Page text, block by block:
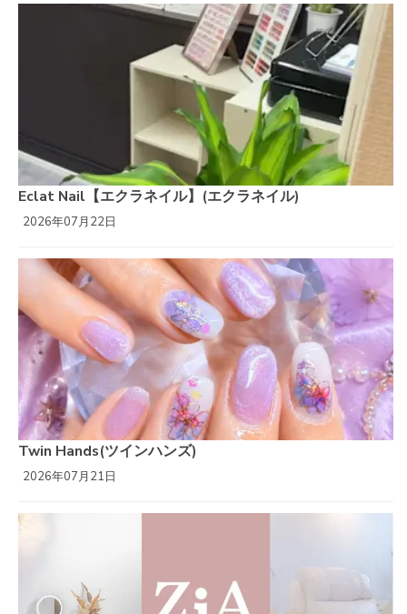
Eclat Nail【エクラネイル】(エクラネイル)
2026年07月22日
Twin Hands(ツインハンズ)
2026年07月21日